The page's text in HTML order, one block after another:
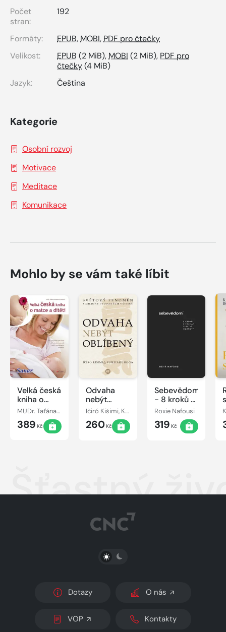
Počet
stran:
192
Formáty: EPUB, MOBI, PDF pro čtečky
Velikost:
EPUB (2 MiB), MOBI (2 MiB), PDF pro
čtečky(4 MiB)
Jazyk:
Čeština
Kategorie
Osobní rozvoj
Motivace
Meditace
Komunikace
Mohlo by se vám také líbit
Velká česká
kniha o
matce a
MUDr. Taťána Hanáková
389 Kč
Odvaha
nebýt
oblíbený
Ičiró Kišimi, Koga Fumitake
260Kč
Sebevědomí
- 8 kroků k
poznání
hodnoty
Roxie Nafousi
319 Kč
Šťastný
PŘEPNOUT SVĚTLÝ/TMAVÝ REŽIM
Dotazy O nás
VOP Kontakty